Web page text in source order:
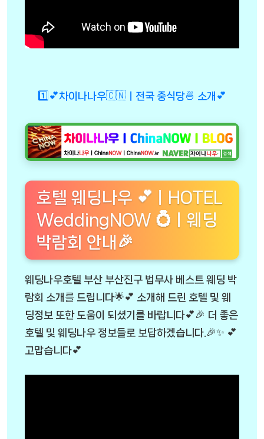
1️⃣💕차이나나우🇨🇳ㅣ전국 중식당🍜 소개💕
호텔 웨딩나우 💕ㅣHOTEL
WeddingNOW 💍ㅣ웨딩
박람회 안내🎉
웨딩나우호텔 부산 부산진구 법무사 베스트 웨딩 박
람회 소개를 드립니다🌟💕 소개해 드린 호텔 및 웨
딩정보 또한 도움이 되셨기를 바랍니다💕🎉 더 좋은
호텔 및 웨딩나우 정보들로 보답하겠습니다.🎉✨ 💕
고맙습니다💕